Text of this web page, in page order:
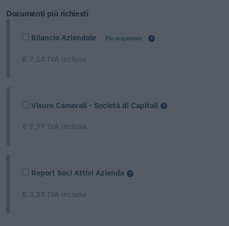
Documenti più richiesti
Bilancio Aziendale Più acquistato
€ 7,14 IVA inclusa
Visure Camerali - Società di Capitali
€ 7,77 IVA inclusa
Report Soci Attivi Azienda
€ 3,33 IVA inclusa